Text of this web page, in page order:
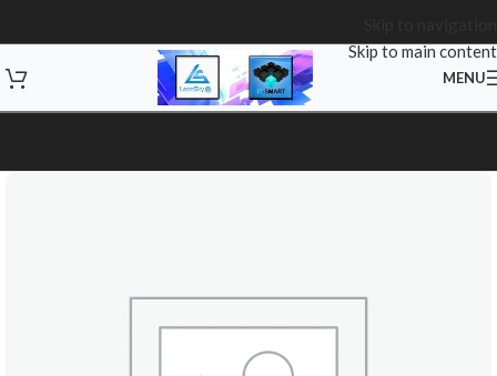
Skip to main content
MENU